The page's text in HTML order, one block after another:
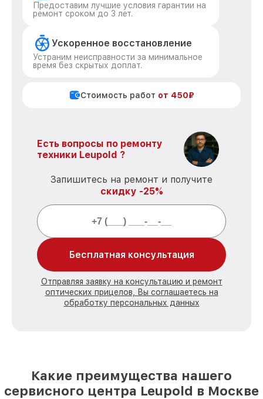
Предоставим лучшие условия гарантии на
ремонт сроком до 3 лет.
Ускоренное восстановление
Устраним неисправности за минимальное
время без скрытых доплат.
Стоимость работ от 450₽
Есть вопросы по ремонту
техники Leupold ?
Запишитесь на ремонт и получите
скидку -25%
Бесплатная консультация
Отправляя заявку на консультацию и ремонт
оптических прицелов, Вы соглашаетесь на
обработку персональных данных
Какие преимущества нашего
сервисного центра Leupold в Москве